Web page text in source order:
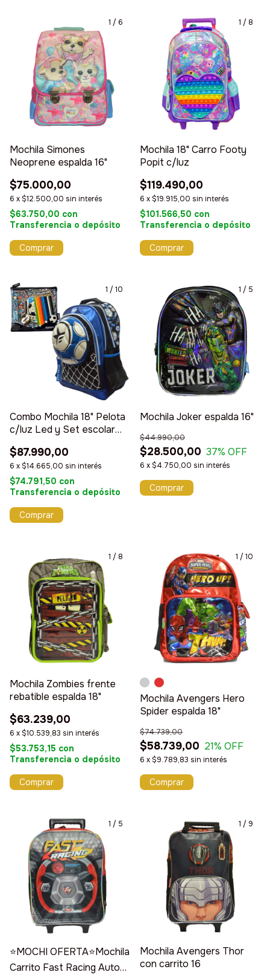
1 / 6
Mochila Simones
Neoprene espalda 16"
$75.000,00
6 x$12.500,00 sin interés
$63.750,00 con
Transferencia o depósito
1 / 8
Mochila 18" Carro Footy
Popit c/luz
$119.490,00
6 x$19.915,00 sin interés
$101.566,50 con
Transferencia o depósito
1 / 10
Combo Mochila 18" Pelota
c/luz Led y Set escolar
$87.990,00
6 x$14.665,00 sin interés
$74.791,50 con
Transferencia o depósito
1 / 5
Mochila Joker espalda 16"
$28.500,00
$44.990,00
37% OFF
6 x$4.750,00 sin interés
1 / 8
Mochila Zombies frente
rebatible espalda 18"
$63.239,00
6 x$10.539,83 sin interés
$53.753,15 con
Transferencia o depósito
1 / 10
Mochila Avengers Hero
Spider espalda 18"
$58.739,00
$74.739,00
21% OFF
6 x$9.789,83 sin interés
Comprar
1 / 5
⭐️MOCHI OFERTA⭐️Mochila
Carrito Fast Racing Autos
1 / 9
Mochila Avengers Thor
con carrito 16